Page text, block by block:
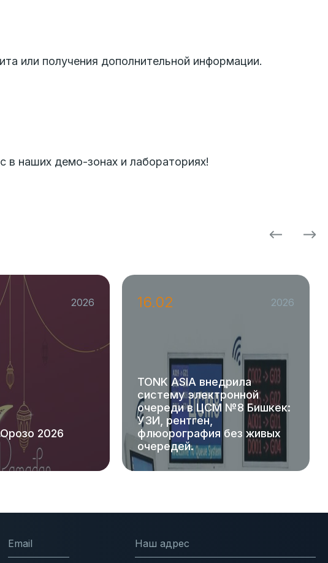
или получения дополнительной информации.
наших демо-зонах и лабораториях!
2026
2026
16.02 2026
TONK ASIA внедрила
систему электронной
очереди в ЦСМ №8 Бишкек:
УЗИ, рентген,
флюорография без живых
очередей.
Email Наш адрес